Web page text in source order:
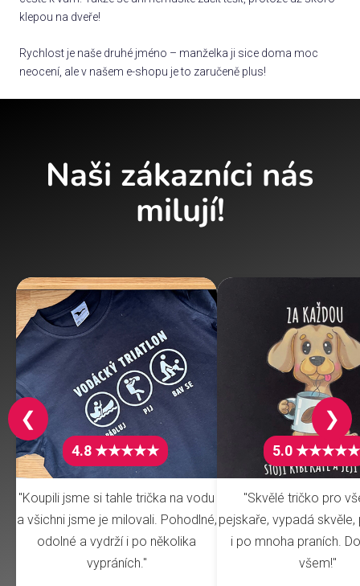
klepou na dveře!
Rychlost je naše druhé jméno – manželka ji sice doma moc
neocení, ale v našem e-shopu je to zaručeně plus!
Naši zákazníci nás
milují!
4.8 ★★★★★
"Koupili jsme si tahle trička na vodu
a všichni jsme je milovali. Pohodlné,
odolné a vydrží i po několika
vypráních."
5.0 ★★★★★
"Skvělé tričko pro
pejskaře, vypadá
i po mnoha praních.
všem!"
❮ ❯